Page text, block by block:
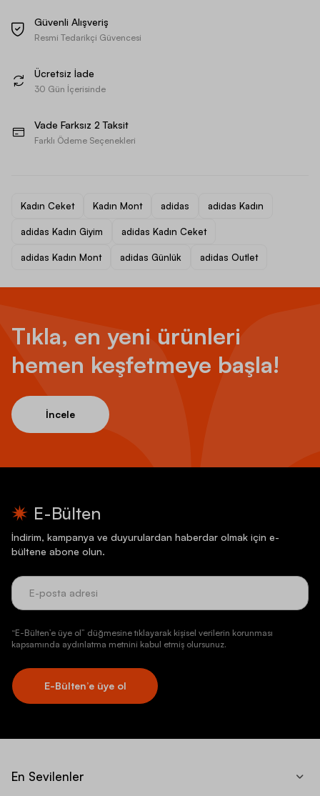
Güvenli Alışveriş
Resmi Tedarikçi Güvencesi
Ücretsiz İade
30 Gün İçerisinde
Vade Farksız 2 Taksit
Farklı Ödeme Seçenekleri
Kadın Ceket Kadın Mont adidas adidas Kadın
adidas Kadın Giyim adidas Kadın Ceket
adidas Kadın Mont adidas Günlük adidas Outlet
Tıkla, en yeni ürünleri
hemen keşfetmeye başla!
İncele
E-Bülten
İndirim, kampanya ve duyurulardan haberdar olmak için e-
bültene abone olun.
“E-Bülten’e üye ol” düğmesine tıklayarak kişisel verilerin korunması
kapsamında aydınlatma metnini kabul etmiş olursunuz.
E-Bülten’e üye ol
En Sevilenler